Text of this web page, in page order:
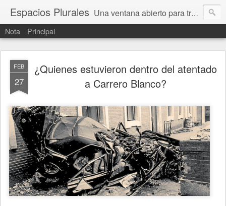
Espacios Plurales Una ventana abierto para tratar problemas que nos afectan a todxs. Temas sociales, educación, cultura, economía, política, derechos, calidad de vida. Estamos gobernados, pero queremos una calidad mayor en la política.
Nota Principal
FEB
27
¿Quienes estuvieron dentro del atentado
a Carrero Blanco?